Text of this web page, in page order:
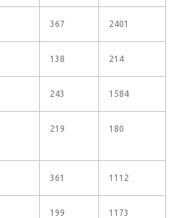
367 2401
138 214
243 1584
219 180
361 1112
199 1173